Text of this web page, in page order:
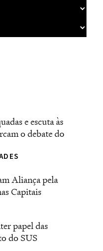
e escuta às
o debate do
Aliança pela
Capitais
papel das
do SUS